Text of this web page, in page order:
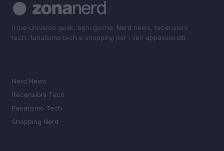
Il tuo universo geek, ogni giorno. Nerd news, recensioni
tech, fanatismo tech e shopping per i veri appassionati.
Nerd News
Recensioni Tech
Fanatismo Tech
Shopping Nerd